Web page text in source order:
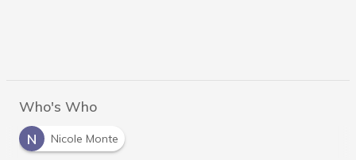
Who's Who
N
Nicole Monte